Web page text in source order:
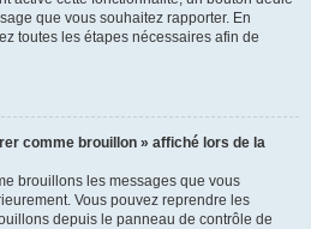
que vous souhaitez rapporter. En
toutes les étapes nécessaires afin de
comme brouillon » affiché lors de la
brouillons les messages que vous
Vous pouvez reprendre les
depuis le panneau de contrôle de